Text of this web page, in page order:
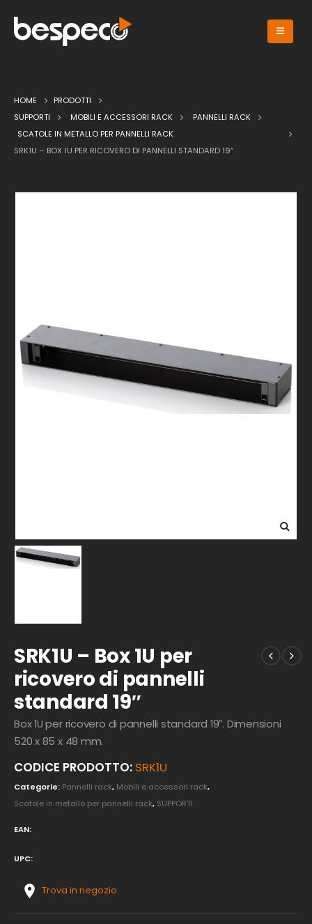
HOME
PRODOTTI
SUPPORTI
MOBILI E ACCESSORI RACK
PANNELLI RACK
SCATOLE IN METALLO PER PANNELLI RACK
SRK1U – BOX 1U PER RICOVERO DI PANNELLI STANDARD 19″
SRK1U – Box 1U per
ricovero di pannelli
standard 19″
Box 1U per ricovero di pannelli standard 19″. Dimensioni
520 x 85 x 48 mm.
CODICE PRODOTTO: SRK1U
Categorie: Pannelli rack, Mobili e accessori rack,
Scatole in metallo per pannelli rack, SUPPORTI
EAN:
UPC:
Trova in negozio